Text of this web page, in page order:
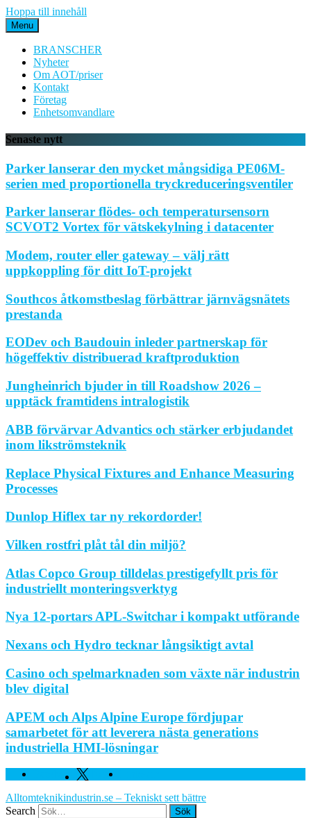
Hoppa till innehåll
Menu
BRANSCHER
Nyheter
Om AOT/priser
Kontakt
Företag
Enhetsomvandlare
Senaste nytt
Parker lanserar den mycket mångsidiga PE06M-
serien med proportionella tryckreduceringsventiler
Parker lanserar flödes- och temperatursensorn
SCVOT2 Vortex för vätskekylning i datacenter
Modem, router eller gateway – välj rätt
uppkoppling för ditt IoT-projekt
Southcos åtkomstbeslag förbättrar järnvägsnätets
prestanda
EODev och Baudouin inleder partnerskap för
högeffektiv distribuerad kraftproduktion
Jungheinrich bjuder in till Roadshow 2026 –
upptäck framtidens intralogistik
ABB förvärvar Advantics och stärker erbjudandet
inom likströmsteknik
Replace Physical Fixtures and Enhance Measuring
Processes
Dunlop Hiflex tar ny rekordorder!
Vilken rostfri plåt tål din miljö?
Atlas Copco Group tilldelas prestigefyllt pris för
industriellt monteringsverktyg
Nya 12-portars APL-Switchar i kompakt utförande
Nexans och Hydro tecknar långsiktigt avtal
Casino och spelmarknaden som växte när industrin
blev digital
APEM och Alps Alpine Europe fördjupar
samarbetet för att leverera nästa generations
industriella HMI-lösningar
Facebook Twitter
Alltomteknikindustrin.se – Tekniskt sett bättre
Search